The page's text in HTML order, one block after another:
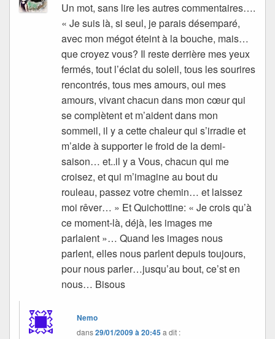
Un mot, sans lire les autres commentaires….
« Je suis là, si seul, je parais désemparé,
avec mon mégot éteint à la bouche, mais…
que croyez vous? Il reste derrière mes yeux
fermés, tout l’éclat du soleil, tous les sourires
rencontrés, tous mes amours, oui mes
amours, vivant chacun dans mon cœur qui
se complètent et m’aident dans mon
sommeil, il y a cette chaleur qui s’irradie et
m’aide à supporter le froid de la demi-
saison… et..il y a Vous, chacun qui me
croisez, et qui m’imagine au bout du
rouleau, passez votre chemin… et laissez
moi rêver… » Et Quichottine: « Je crois qu’à
ce moment-là, déjà, les images me
parlaient »… Quand les images nous
parlent, elles nous parlent depuis toujours,
pour nous parler…jusqu’au bout, ce’st en
nous… Bisous
Nemo
dans29/01/2009 à 20:45a dit :